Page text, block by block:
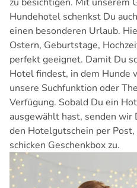
Hundehotel schenkst Du
einen besonderen Urlaub.
Ostern, Geburtstage,
perfekt geeignet. Damit Du
Hotel findest, in dem Hunde
unsere Suchfunktion oder
Verfügung. Sobald Du ein
ausgewählt hast, senden
den Hotelgutschein per
schicken Geschenkbox zu.